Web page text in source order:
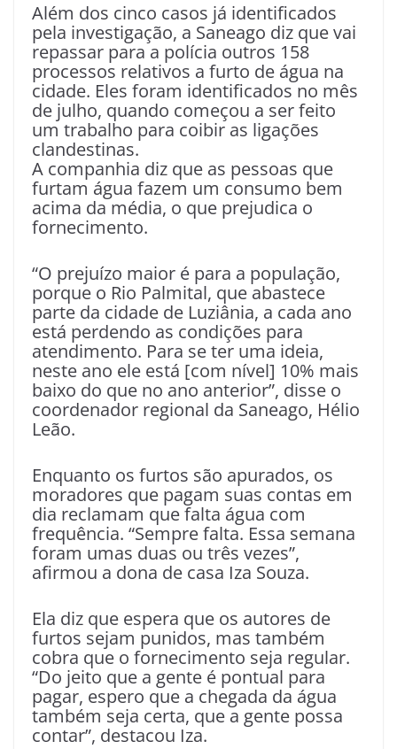
Além dos cinco casos já identificados
pela investigação, a Saneago diz que vai
repassar para a polícia outros 158
processos relativos a furto de água na
cidade. Eles foram identificados no mês
de julho, quando começou a ser feito
um trabalho para coibir as ligações
clandestinas.
A companhia diz que as pessoas que
furtam água fazem um consumo bem
acima da média, o que prejudica o
fornecimento.
“O prejuízo maior é para a população,
porque o Rio Palmital, que abastece
parte da cidade de Luziânia, a cada ano
está perdendo as condições para
atendimento. Para se ter uma ideia,
neste ano ele está [com nível] 10% mais
baixo do que no ano anterior”, disse o
coordenador regional da Saneago, Hélio
Leão.
Enquanto os furtos são apurados, os
moradores que pagam suas contas em
dia reclamam que falta água com
frequência. “Sempre falta. Essa semana
foram umas duas ou três vezes”,
afirmou a dona de casa Iza Souza.
Ela diz que espera que os autores de
furtos sejam punidos, mas também
cobra que o fornecimento seja regular.
“Do jeito que a gente é pontual para
pagar, espero que a chegada da água
também seja certa, que a gente possa
contar”, destacou Iza.